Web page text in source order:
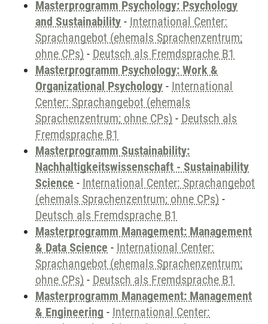
Masterprogramm Psychology: Psychology
and Sustainability - International Center:
Sprachangebot (ehemals Sprachenzentrum;
ohne CPs) - Deutsch als Fremdsprache B1
Masterprogramm Psychology: Work &
Organizational Psychology - International
Center: Sprachangebot (ehemals
Sprachenzentrum; ohne CPs) - Deutsch als
Fremdsprache B1
Masterprogramm Sustainability:
Nachhaltigkeitswissenschaft - Sustainability
Science - International Center: Sprachangebot
(ehemals Sprachenzentrum; ohne CPs) -
Deutsch als Fremdsprache B1
Masterprogramm Management: Management
& Data Science - International Center:
Sprachangebot (ehemals Sprachenzentrum;
ohne CPs) - Deutsch als Fremdsprache B1
Masterprogramm Management: Management
& Engineering - International Center: